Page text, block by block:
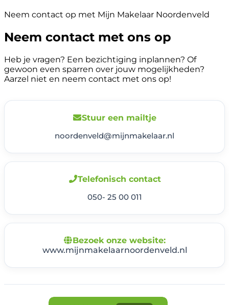
Neem contact op met Mijn Makelaar Noordenveld
Neem contact met ons op
Heb je vragen? Een bezichtiging inplannen? Of
gewoon even sparren over jouw mogelijkheden?
Aarzel niet en neem contact met ons op!
Stuur een mailtje
noordenveld@mijnmakelaar.nl
Telefonisch contact
050- 25 00 011
Bezoek onze website:
www.mijnmakelaarnoordenveld.nl